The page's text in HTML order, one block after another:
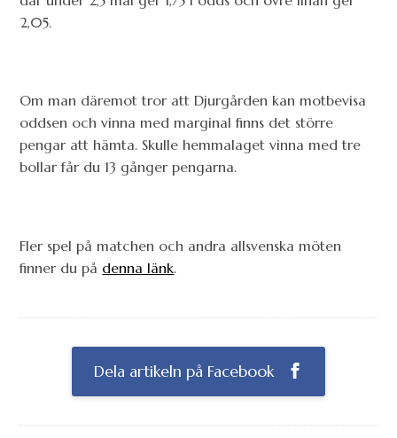
2,05.
Om man däremot tror att Djurgården kan motbevisa
oddsen och vinna med marginal finns det större
pengar att hämta. Skulle hemmalaget vinna med tre
bollar får du 13 gånger pengarna.
Fler spel på matchen och andra allsvenska möten
finner du på denna länk.
Dela artikeln på Facebook